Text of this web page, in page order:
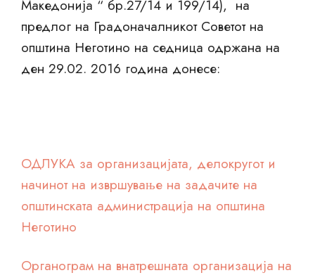
Македонија “ бр.27/14 и 199/14), на
предлог на Градоначалникот Советот на
општина Неготино на седница одржана на
ден 29.02. 2016 година донесе:
ОДЛУКА за организацијата, делокругот и
начинот на извршување на задачите на
општинската администрација на општина
Неготино
Органограм на внатрешната организација на